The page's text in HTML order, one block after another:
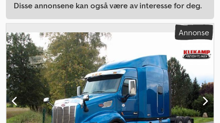
Disse annonsene kan også være av interesse for deg.
Annonse